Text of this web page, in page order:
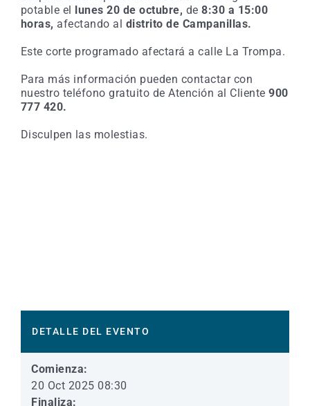
potable el lunes 20 de octubre, de8:30 a 15:00
horas, afectando al distrito de Campanillas.
Este corte programado afectará a calle La Trompa.
Para más información pueden contactar con
nuestro teléfono gratuito de Atención al Cliente900
777 420.
Disculpen las molestias.
DETALLE DEL EVENTO
Comienza:
20 Oct 2025 08:30
Finaliza: